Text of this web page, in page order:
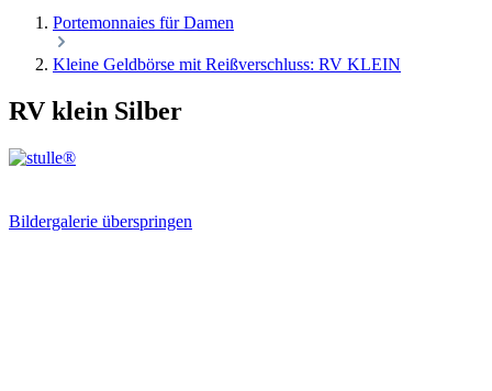
Portemonnaies für Damen
Kleine Geldbörse mit Reißverschluss: RV KLEIN
RV klein Silber
Bildergalerie überspringen